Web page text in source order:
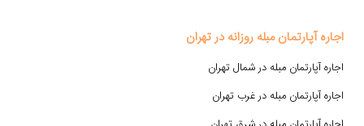
اجاره آپارتمان مبله روزانه در تهران
اجاره آپارتمان مبله در شمال تهران
اجاره آپارتمان مبله در غرب تهران